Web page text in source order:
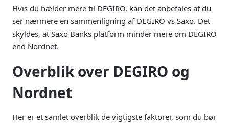
Hvis du hælder mere til DEGIRO, kan det anbefales at du
ser nærmere en sammenligning af DEGIRO vs Saxo. Det
skyldes, at Saxo Banks platform minder mere om DEGIRO
end Nordnet.
Overblik over DEGIRO og
Nordnet
Her er et samlet overblik de vigtigste faktorer, som du bør